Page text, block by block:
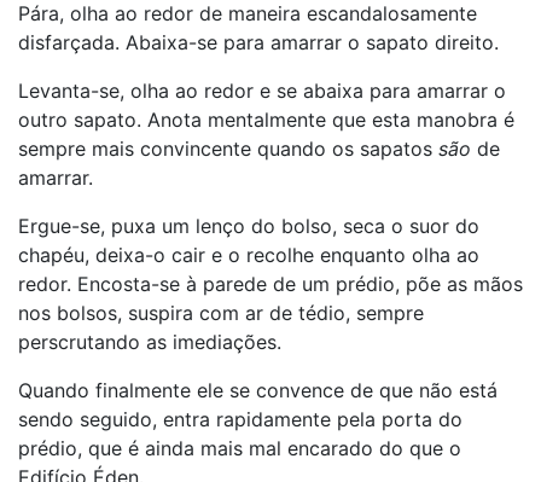
Pára, olha ao redor de maneira escandalosamente
disfarçada. Abaixa-se para amarrar o sapato direito.
Levanta-se, olha ao redor e se abaixa para amarrar o
outro sapato. Anota mentalmente que esta manobra é
sempre mais convincente quando os sapatos são de
amarrar.
Ergue-se, puxa um lenço do bolso, seca o suor do
chapéu, deixa-o cair e o recolhe enquanto olha ao
redor. Encosta-se à parede de um prédio, põe as mãos
nos bolsos, suspira com ar de tédio, sempre
perscrutando as imediações.
Quando finalmente ele se convence de que não está
sendo seguido, entra rapidamente pela porta do
prédio, que é ainda mais mal encarado do que o
Edifício Éden.